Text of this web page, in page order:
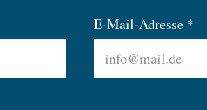
E-Mail-Adresse *